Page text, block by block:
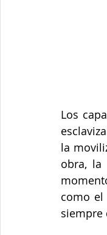
Los
la
obra, la
como
siempre